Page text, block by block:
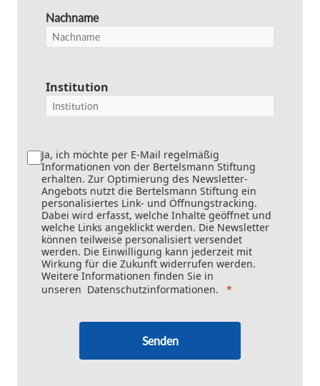
Nachname
Institution
Ja, ich möchte per E-Mail regelmäßig
Informationen von der Bertelsmann Stiftung
erhalten. Zur Optimierung des Newsletter-
Angebots nutzt die Bertelsmann Stiftung ein
personalisiertes Link- und Öffnungstracking.
Dabei wird erfasst, welche Inhalte geöffnet und
welche Links angeklickt werden. Die Newsletter
können teilweise personalisiert versendet
werden. Die Einwilligung kann jederzeit mit
Wirkung für die Zukunft widerrufen werden.
Weitere Informationen finden Sie in
unseren Datenschutzinformationen.
Senden